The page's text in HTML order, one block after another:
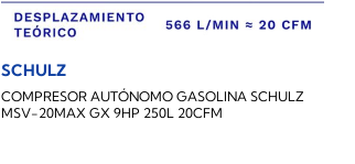
SCHULZ
COMPRESOR AUTÓNOMO GASOLINA SCHULZ
MSV-20MAX GX 9HP 250L 20CFM